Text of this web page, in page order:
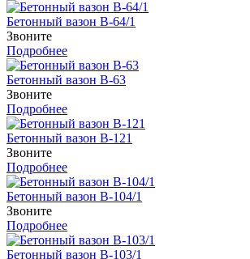
Бетонный вазон В-64/1
Звоните
Подробнее
Бетонный вазон В-63
Звоните
Подробнее
Бетонный вазон В-121
Звоните
Подробнее
Бетонный вазон В-104/1
Звоните
Подробнее
Бетонный вазон В-103/1